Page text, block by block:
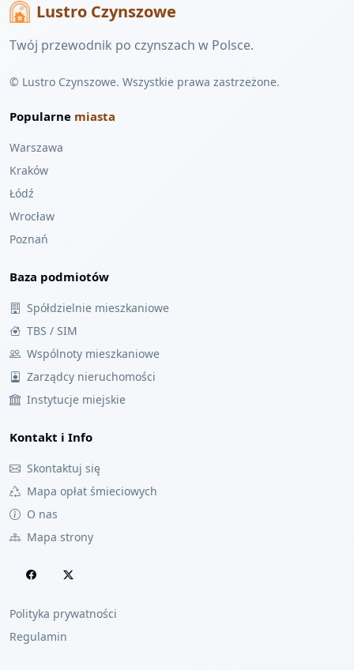
Lustro Czynszowe
Twój przewodnik po czynszach w Polsce.
© Lustro Czynszowe. Wszystkie prawa zastrzeżone.
Popularne miasta
Warszawa
Kraków
Łódź
Wrocław
Poznań
Baza podmiotów
Spółdzielnie mieszkaniowe
TBS / SIM
Wspólnoty mieszkaniowe
Zarządcy nieruchomości
Instytucje miejskie
Kontakt i Info
Skontaktuj się
Mapa opłat śmieciowych
O nas
Mapa strony
Polityka prywatności
Regulamin